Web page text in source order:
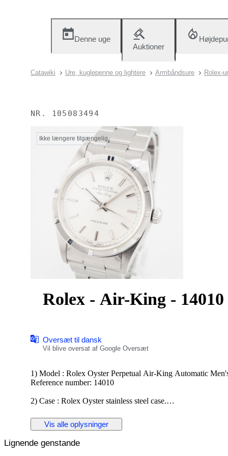
Denne uge
Auktioner
Catawiki Ure, kuglepenne og lightere Armbåndsure Rolex-
NR. 105083494
Ikke længere tilgængelig
Rolex - Air-King -
Oversæt til dansk
Vil blive oversat af Google Oversæt
1) Model : Rolex Oyster Perpetual Air-King Automatic
Reference number: 14010
2) Case : Rolex Oyster stainless steel case.
3) Dial : Rolex dial with silver hands and markers; engine-
4) Movement : Rolex automatic winding movement
Vis alle oplysninger
Lignende genstande